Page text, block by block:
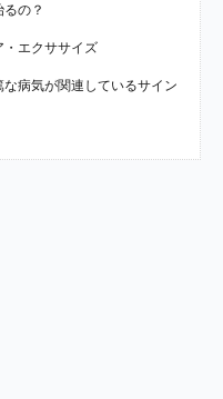
の？
エクササイズ
な病気が関連しているサイン